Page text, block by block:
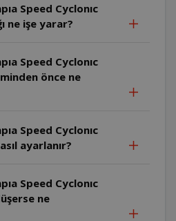
Speed Cyclonıc
ne işe yarar?
Speed Cyclonıc
önce ne
Speed Cyclonıc
ayarlanır?
Speed Cyclonıc
ne